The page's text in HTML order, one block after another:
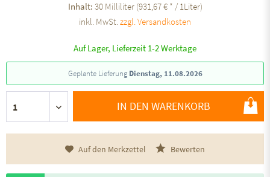
Inhalt: 30 Milliliter (931,67 € * / 1Liter)
inkl. MwSt.zzgl. Versandkosten
Auf Lager, Lieferzeit 1-2 Werktage
Geplante Lieferung Dienstag, 11.08.2026
IN DEN WARENKORB
Auf den Merkzettel Bewerten